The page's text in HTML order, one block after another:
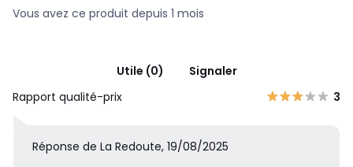
Vous avez ce produit depuis 1 mois
Utile (0)
Signaler
Rapport qualité-prix
3
Réponse de La Redoute, 19/08/2025